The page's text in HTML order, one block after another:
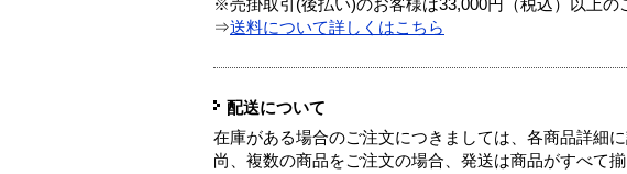
※売掛取引(後払い)のお客様は33,000円（税込）以上の
⇒送料について詳しくはこちら
配送について
在庫がある場合のご注文につきましては、各商品詳細
尚、複数の商品をご注文の場合、発送は商品がすべて